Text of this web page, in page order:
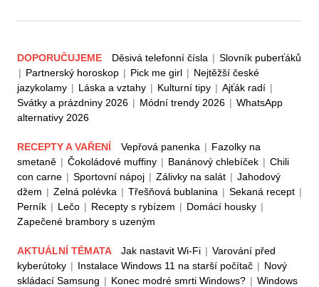
DOPORUČUJEME Děsivá telefonní čísla | Slovník puberťáků
| Partnerský horoskop | Pick me girl | Nejtěžší české
jazykolamy | Láska a vztahy | Kulturní tipy | Ajťák radí |
Svátky a prázdniny 2026 | Módní trendy 2026 | WhatsApp
alternativy 2026
RECEPTY A VAŘENÍ Vepřová panenka | Fazolky na
smetaně | Čokoládové muffiny | Banánový chlebíček | Chili
con carne | Sportovní nápoj | Zálivky na salát | Jahodový
džem | Zelná polévka | Třešňová bublanina | Sekaná recept |
Perník | Lečo | Recepty s rybízem | Domácí housky |
Zapečené brambory s uzeným
AKTUÁLNÍ TÉMATA Jak nastavit Wi-Fi | Varování před
kyberútoky | Instalace Windows 11 na starší počítač | Nový
skládací Samsung | Konec modré smrti Windows? | Windows